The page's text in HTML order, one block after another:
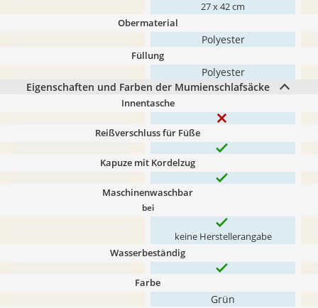
27 x 42 cm
Obermaterial
‎Polyester
Füllung
‎Polyester
Eigenschaften und Farben der Mumienschlafsäcke
Innentasche
Reißverschluss für Füße
Kapuze mit Kordelzug
Maschinenwaschbar
bei
keine Herstellerangabe
Wasserbeständig
Farbe
Grün